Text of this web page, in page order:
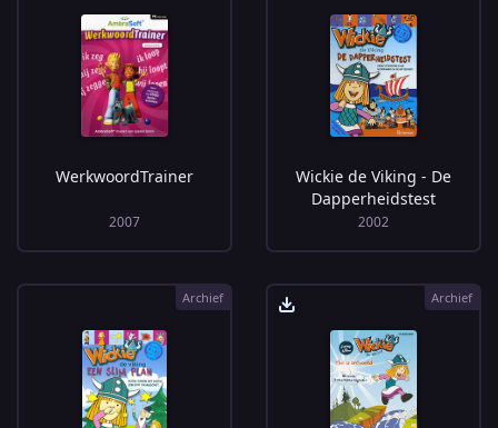
WerkwoordTrainer
2007
Wickie de Viking - De
Dapperheidstest
2002
Archief Archief